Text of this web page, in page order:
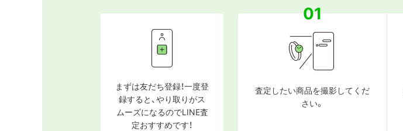
まずは友だち登録！一度登
録すると、やり取りがス
ムーズになるのでLINE査
定おすすめです！
01
査定したい商品を撮影してくだ
さい。